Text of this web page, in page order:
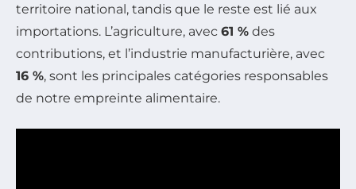
territoire national, tandis que le reste est lié aux
importations. L’agriculture, avec 61 % des
contributions, et l’industrie manufacturière, avec
16 %, sont les principales catégories responsables
de notre empreinte alimentaire.